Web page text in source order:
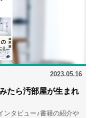
2023.05.16
たら汚部屋が生まれ
ンタビュー♪書籍の紹介や